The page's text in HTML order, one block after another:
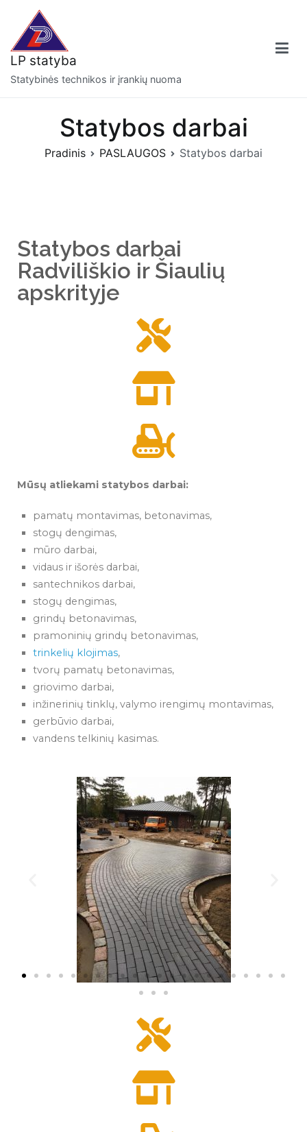
LP statyba
Statybinės technikos ir įrankių nuoma
Statybos darbai
Pradinis PASLAUGOS Statybos darbai
Statybos darbai
Radviliškio ir Šiaulių
apskrityje
Mūsų atliekami statybos darbai:
pamatų montavimas, betonavimas,
stogų dengimas,
mūro darbai,
vidaus ir išorės darbai,
santechnikos darbai,
stogų dengimas,
grindų betonavimas,
pramoninių grindų betonavimas,
trinkelių klojimas,
tvorų pamatų betonavimas,
griovimo darbai,
inžinerinių tinklų, valymo irengimų montavimas,
gerbūvio darbai,
vandens telkinių kasimas.